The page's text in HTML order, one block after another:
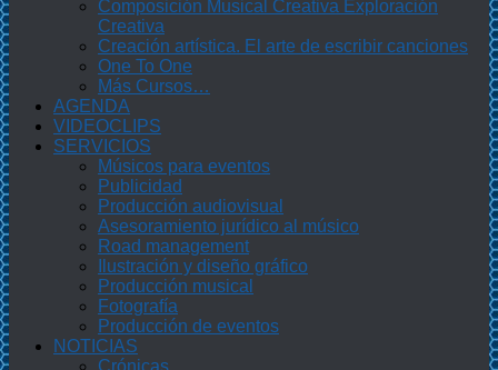
Composición Musical Creativa Exploración
Creativa
Creación artística. El arte de escribir canciones
One To One
Más Cursos…
AGENDA
VIDEOCLIPS
SERVICIOS
Músicos para eventos
Publicidad
Producción audiovisual
Asesoramiento jurídico al músico
Road management
Ilustración y diseño gráfico
Producción musical
Fotografía
Producción de eventos
NOTICIAS
Crónicas